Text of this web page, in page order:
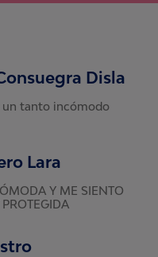
Disla
un tanto incómodo
Lara
Y ME SIENTO